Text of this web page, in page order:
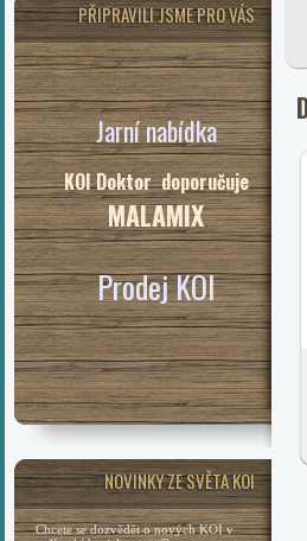
PŘIPRAVILI JSME PRO VÁS
Jarní nabídka
KOI Doktor doporučuje
MALAMIX
Prodej KOI
NOVINKY ZE SVĚTA KOI
Chcete se dozvědět o nových KOI v